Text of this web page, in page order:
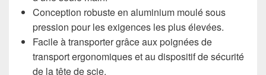
Conception robuste en aluminium moulé sous
pression pour les exigences les plus élevées.
Facile à transporter grâce aux poignées de
transport ergonomiques et au dispositif de sécurité
de la tête de scie.